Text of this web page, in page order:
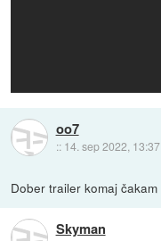
oo7
:: 14. sep 2022, 13:37
Dober trailer komaj čakam
Skyman